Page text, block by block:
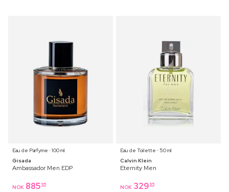
Eau de Parfyme ⋅ 100 ml
Gisada
Ambassador Men EDP
NOK 885 95
Eau de Toilette ⋅ 50 ml
Calvin Klein
Eternity Men
NOK 329 95